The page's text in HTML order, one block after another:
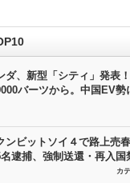
ダ、新型「シティ」発表
バーツから。中国EV勢
ンビットソイ４で路上売
逮捕、強制送還・再入国
カ